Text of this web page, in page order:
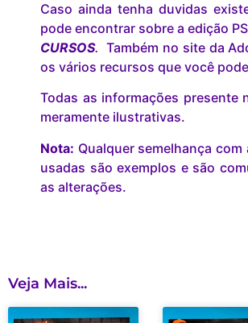
Caso ainda tenha duvidas
pode encontrar sobre a edição
CURSOS. Também no site da
os vários recursos que você
Todas as informações presente
meramente ilustrativas.
Nota: Qualquer semelhança
usadas são exemplos e são
as alterações.
Veja Mais...